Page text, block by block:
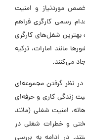
موردنیاز و امنیت
رسمی کارگری فراهم
بهترین شغل‌های کارگری
مانند امارات، ترکیه
می‌کنند.
در نظر گرفتن مجموعه‌ای
زندگی کاری و حرفه‌ای
امنیت شغلی (مانند
و خطرات شغلی در